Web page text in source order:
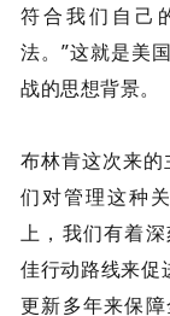
符合我们自己
法。”这就是美
战的思想背景。
布林肯这次来
们对管理这种
上，我们有着
佳行动路线来促
更新多年来保